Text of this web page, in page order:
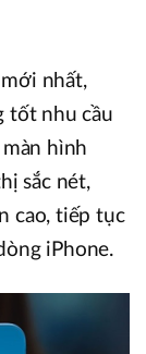
nhất,
tốt nhu cầu
hình
sắc nét,
cao, tiếp tục
iPhone.